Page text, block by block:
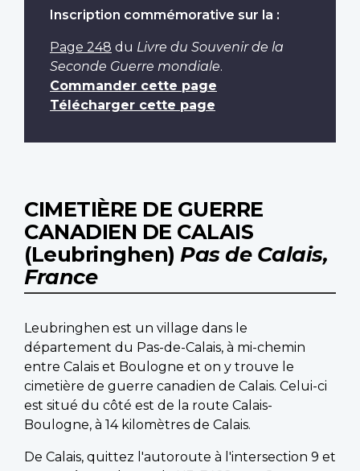
Inscription commémorative sur la :
Page 248 du Livre du Souvenir de la
Seconde Guerre mondiale.
Commander cette page
Télécharger cette page
CIMETIÈRE DE GUERRE
CANADIEN DE CALAIS
(Leubringhen) Pas de Calais,
France
Leubringhen est un village dans le
département du Pas-de-Calais, à mi-chemin
entre Calais et Boulogne et on y trouve le
cimetière de guerre canadien de Calais. Celui-ci
est situé du côté est de la route Calais-
Boulogne, à 14 kilomètres de Calais.
De Calais, quittez l'autoroute à l'intersection 9 et